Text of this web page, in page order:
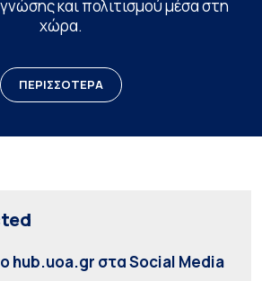
και πολιτισμού μέσα στη
χώρα.
ΠΕΡΙΣΣΟΤΕΡΑ
hub.uoa.gr στα Social Media